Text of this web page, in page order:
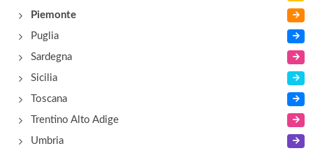
Piemonte
Puglia
Sardegna
Sicilia
Toscana
Trentino Alto Adige
Umbria